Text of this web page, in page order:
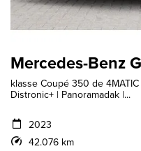
Mercedes-Benz
klasse Coupé 350 de
Distronic+ | Panoramadak |...
2023
42.076 km